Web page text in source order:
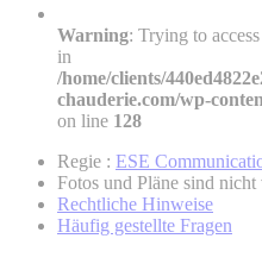
Warning: Trying to
in
/home/clients/
chauderie.com/wp-
on line 128
Regie : ESE
Fotos und Pläne sind
Rechtliche Hinweise
Häufig gestellte Fragen